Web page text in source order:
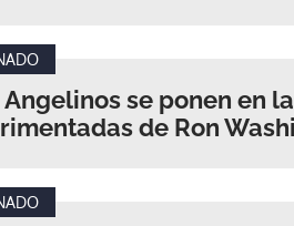
Angelinos se ponen en
de Ron